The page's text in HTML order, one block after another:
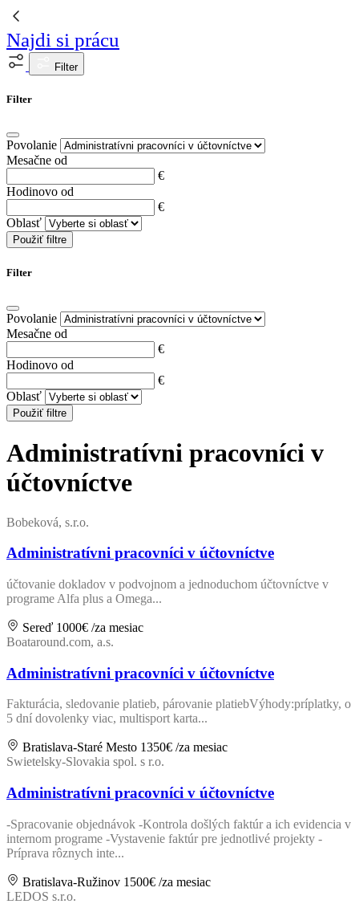
Najdi si prácu
Filter
Filter
Povolanie
Mesačne od
€
Hodinovo od
€
Oblasť
Použiť filtre
Filter
Povolanie
Mesačne od
€
Hodinovo od
€
Oblasť
Použiť filtre
Administratívni pracovníci v
účtovníctve
Bobeková, s.r.o.
Administratívni pracovníci v účtovníctve
účtovanie dokladov v podvojnom a jednoduchom účtovníctve v
programe Alfa plus a Omega...
Sereď 1000€ /za mesiac
Boataround.com, a.s.
Administratívni pracovníci v účtovníctve
Fakturácia, sledovanie platieb, párovanie platiebVýhody:príplatky, o
5 dní dovolenky viac, multisport karta...
Bratislava-Staré Mesto 1350€ /za mesiac
Swietelsky-Slovakia spol. s r.o.
Administratívni pracovníci v účtovníctve
-Spracovanie objednávok -Kontrola došlých faktúr a ich evidencia v
internom programe -Vystavenie faktúr pre jednotlivé projekty -
Príprava rôznych inte...
Bratislava-Ružinov 1500€ /za mesiac
LEDOS s.r.o.